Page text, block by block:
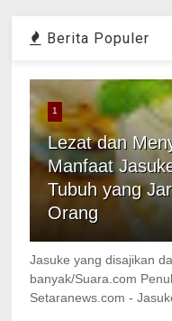
Berita Populer
1
Lezat dan
Manfaat
Tubuh yang
Orang
Jasuke yang disajikan
banyak/Suara.com
Setaranews.com -